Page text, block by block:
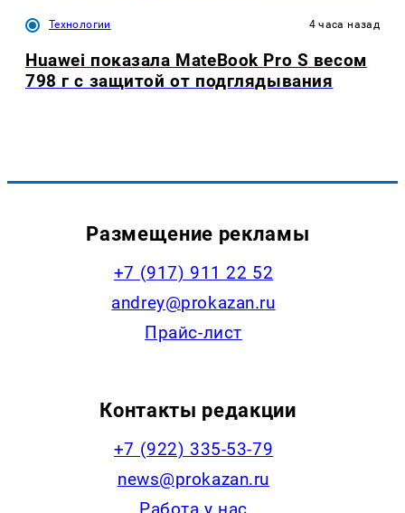
Технологии 4 часа назад
Huawei показала MateBook Pro S весом
798 г с защитой от подглядывания
Размещение рекламы
+7 (917) 911 22 52
andrey@prokazan.ru
Прайс-лист
Контакты редакции
+7 (922) 335-53-79
news@prokazan.ru